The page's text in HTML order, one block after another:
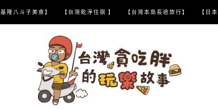
隆八斗子美食】 【台灣乾淨住宿 】 【台灣本島長途旅行】 【日